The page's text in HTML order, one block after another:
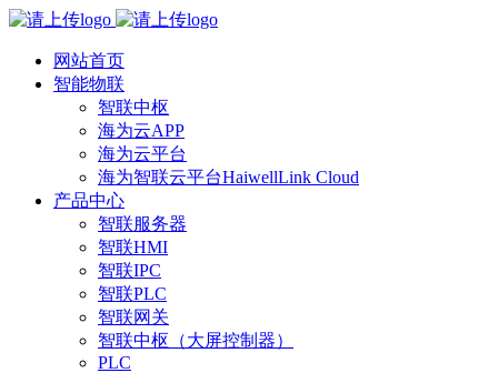
网站首页
智能物联
智联中枢
海为云APP
海为云平台
海为智联云平台HaiwellLink Cloud
产品中心
智联服务器
智联HMI
智联IPC
智联PLC
智联网关
智联中枢（大屏控制器）
PLC